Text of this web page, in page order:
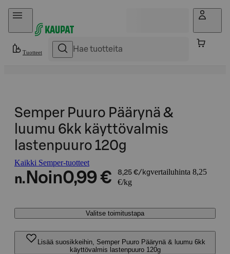
Hyppää sisältöön
Tuotteet
Semper Puuro Päärynä &
luumu 6kk käyttövalmis
lastenpuuro 120g
Kaikki Semper-tuotteet
n. Noin0,99 € 8,25 €/kgvertailuhinta 8,25
€/kg
Valitse toimitustapa
Lisää suosikkeihin, Semper Puuro Päärynä & luumu 6kk
käyttövalmis lastenpuuro 120g